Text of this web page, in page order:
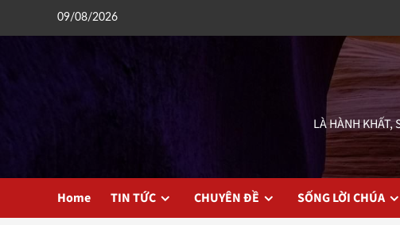
09/08/2026
LÀ HÀNH KHẤT,
Home TIN TỨC CHUYÊN ĐỀ SỐNG LỜI CHÚA